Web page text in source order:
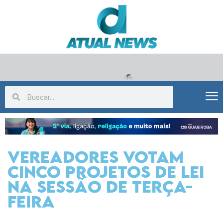
Vereadores votam
cinco projetos de lei
na sessão de terça-
feira